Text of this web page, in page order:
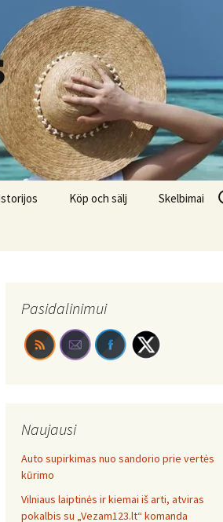
Köp och sälj Skelbimai
Pasidalinimui
Naujausi
Auto supirkimas nuo sandorio prie vertės
kūrimo
Vilniaus laiptinės ir kiemai iš arti, atviras
pokalbis su „Vezam123.lt“ komanda